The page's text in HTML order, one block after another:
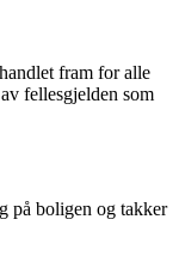
fram for alle
fellesgjelden som
på boligen og takker